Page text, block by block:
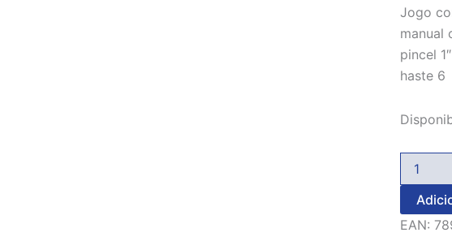
Jogo
manual
pincel
haste 6
EAN: